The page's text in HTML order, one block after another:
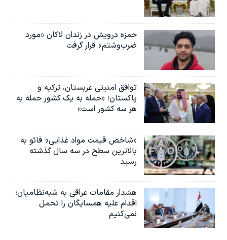
حمزه درویش در زندان لاکان «مورد
ضرب‌وشتم» قرار گرفت
توافق امنیتی عربستان، ترکیه و
پاکستان؛ «حمله به یک کشور حمله به
هر سه کشور است»
«شاخص قیمت مواد غذایی» فائو به
بالاترین سطح در سه سال گذشته
رسید
هشدار مقامات عراقی به شبه‌نظامیان؛
اقدام علیه همسایگان را تحمل
نمی‌کنیم